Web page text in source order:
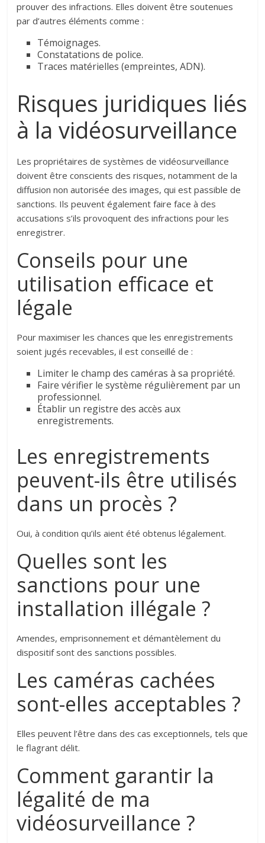
prouver des infractions. Elles doivent être soutenues
par d’autres éléments comme :
Témoignages.
Constatations de police.
Traces matérielles (empreintes, ADN).
Risques juridiques liés
à la vidéosurveillance
Les propriétaires de systèmes de vidéosurveillance
doivent être conscients des risques, notamment de la
diffusion non autorisée des images, qui est passible de
sanctions. Ils peuvent également faire face à des
accusations s’ils provoquent des infractions pour les
enregistrer.
Conseils pour une
utilisation efficace et
légale
Pour maximiser les chances que les enregistrements
soient jugés recevables, il est conseillé de :
Limiter le champ des caméras à sa propriété.
Faire vérifier le système régulièrement par un
professionnel.
Établir un registre des accès aux
enregistrements.
Les enregistrements
peuvent-ils être utilisés
dans un procès ?
Oui, à condition qu’ils aient été obtenus légalement.
Quelles sont les
sanctions pour une
installation illégale ?
Amendes, emprisonnement et démantèlement du
dispositif sont des sanctions possibles.
Les caméras cachées
sont-elles acceptables ?
Elles peuvent l’être dans des cas exceptionnels, tels que
le flagrant délit.
Comment garantir la
légalité de ma
vidéosurveillance ?